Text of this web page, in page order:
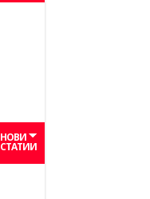
НОВИ
СТАТИИ